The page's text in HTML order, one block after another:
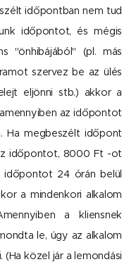
időpontban nem tud
időpontot, és mégis
"önhibájából" (pl. más
szervez be az ülés
eljönni stb.) akkor a
az időpontot
Ha megbeszélt időpont
időpontot, 8000 Ft -ot
időpontot 24 órán belül
a mindenkori alkalom
a kliensnek
le, úgy az alkalom
közel jár a lemondási